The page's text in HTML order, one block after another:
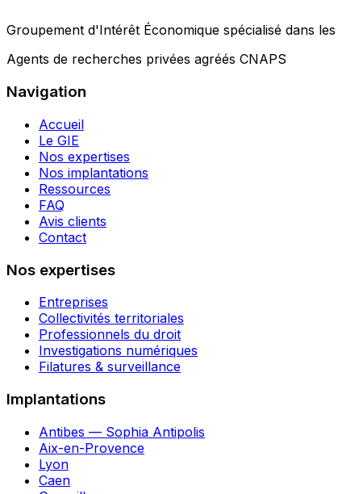
Groupement d'Intérêt Économique spécialisé dans
Agents de recherches privées agréés CNAPS
Navigation
Accueil
Le GIE
Nos expertises
Nos implantations
Ressources
FAQ
Avis clients
Contact
Nos expertises
Entreprises
Collectivités territoriales
Professionnels du droit
Investigations numériques
Filatures & surveillance
Implantations
Antibes — Sophia Antipolis
Aix-en-Provence
Lyon
Caen